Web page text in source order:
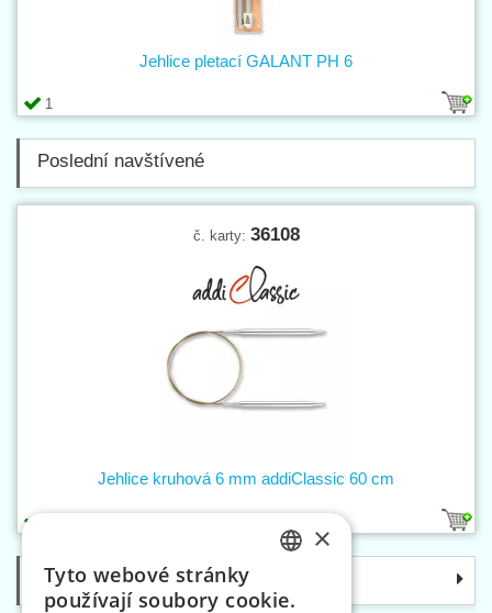
1
Jehlice pletací GALANT PH 6
Poslední navštívené
č. karty: 36108
Jehlice kruhová 6 mm addiClassic 60 cm
Kategorie
×
Tyto webové stránky
používají soubory cookie.